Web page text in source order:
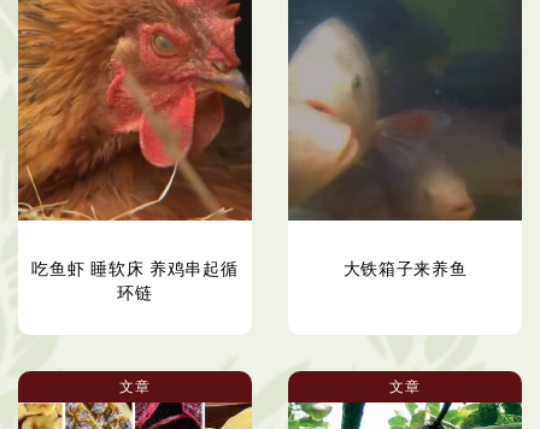
吃鱼虾 睡软床 养鸡串起循
环链
大铁箱子来养鱼
文章 文章